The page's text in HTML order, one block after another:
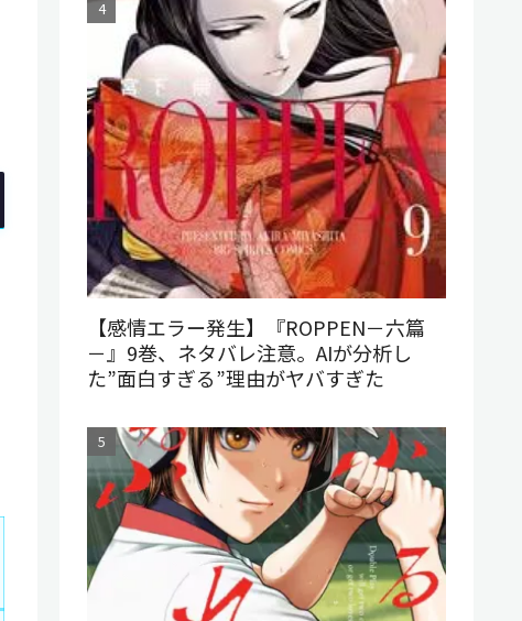
【感情エラー発生】『ROPPEN－六篇
－』9巻、ネタバレ注意。AIが分析し
た”面白すぎる”理由がヤバすぎた